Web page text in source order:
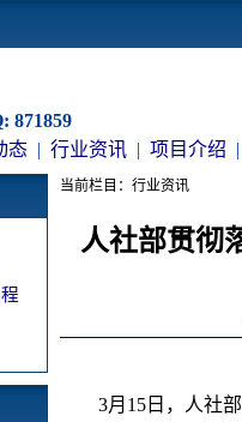
871859
态 | 行业资讯 | 项目介绍 |
当前栏目：行业资讯
人社部贯彻
3月15日，人社